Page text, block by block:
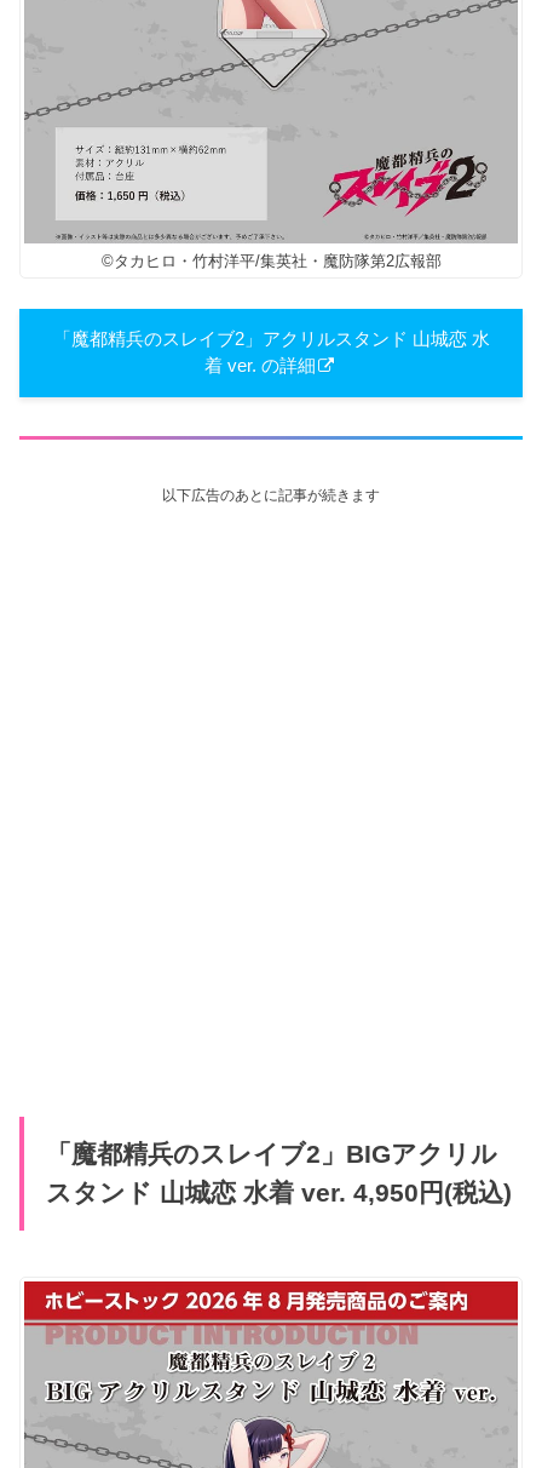
©タカヒロ・竹村洋平/集英社・魔防隊第2広報部
「魔都精兵のスレイブ2」アクリルスタンド 山城恋 水
着 ver. の詳細
以下広告のあとに記事が続きます
「魔都精兵のスレイブ2」BIGアクリル
スタンド 山城恋 水着 ver. 4,950円(税込)